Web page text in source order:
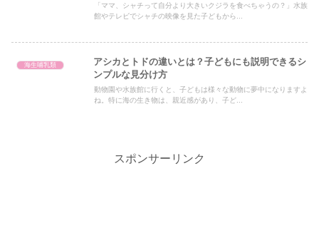
「ママ、シャチって自分より大きいクジラを食べちゃうの？」水族
館やテレビでシャチの映像を見た子どもから...
海生哺乳類
アシカとトドの違いとは？子どもにも説明できるシ
ンプルな見分け方
動物園や水族館に行くと、子どもは様々な動物に夢中になりますよ
ね。特に海の生き物は、親近感があり、子ど...
スポンサーリンク